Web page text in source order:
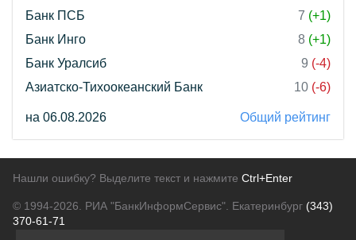
Банк ПСБ
7 (+1)
Банк Инго
8 (+1)
Банк Уралсиб
9 (-4)
Азиатско-Тихоокеанский Банк
10 (-6)
на 06.08.2026 Общий рейтинг
Нашли ошибку? Выделите текст и нажмите Ctrl+Enter
© 1994-2026. РИА "БанкИнформСервис". Екатеринбург (343)
370-61-71